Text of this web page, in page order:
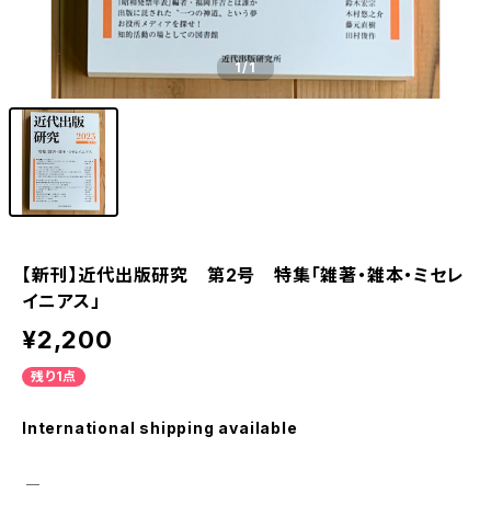
1/1
【新刊】近代出版研究 第2号 特集「雑著・雑本・ミセレ
イニアス」
¥2,200
残り1点
International shipping available
―――――――――――――